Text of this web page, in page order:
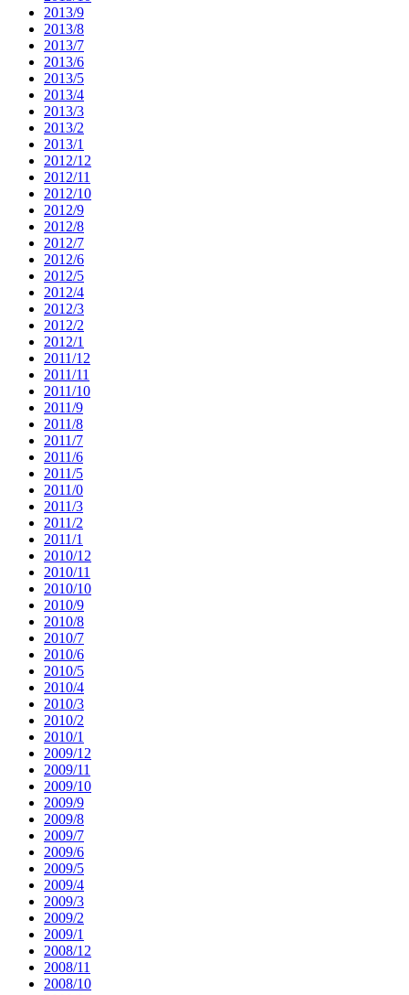
2013/9
2013/8
2013/7
2013/6
2013/5
2013/4
2013/3
2013/2
2013/1
2012/12
2012/11
2012/10
2012/9
2012/8
2012/7
2012/6
2012/5
2012/4
2012/3
2012/2
2012/1
2011/12
2011/11
2011/10
2011/9
2011/8
2011/7
2011/6
2011/5
2011/0
2011/3
2011/2
2011/1
2010/12
2010/11
2010/10
2010/9
2010/8
2010/7
2010/6
2010/5
2010/4
2010/3
2010/2
2010/1
2009/12
2009/11
2009/10
2009/9
2009/8
2009/7
2009/6
2009/5
2009/4
2009/3
2009/2
2009/1
2008/12
2008/11
2008/10